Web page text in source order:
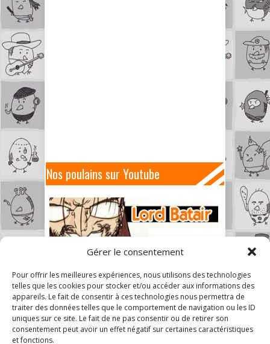
Gérer le consentement
Pour offrir les meilleures expériences, nous utilisons des technologies
telles que les cookies pour stocker et/ou accéder aux informations des
appareils. Le fait de consentir à ces technologies nous permettra de
traiter des données telles que le comportement de navigation ou les ID
uniques sur ce site. Le fait de ne pas consentir ou de retirer son
consentement peut avoir un effet négatif sur certaines caractéristiques
et fonctions.
Nos poulains sur Youtube